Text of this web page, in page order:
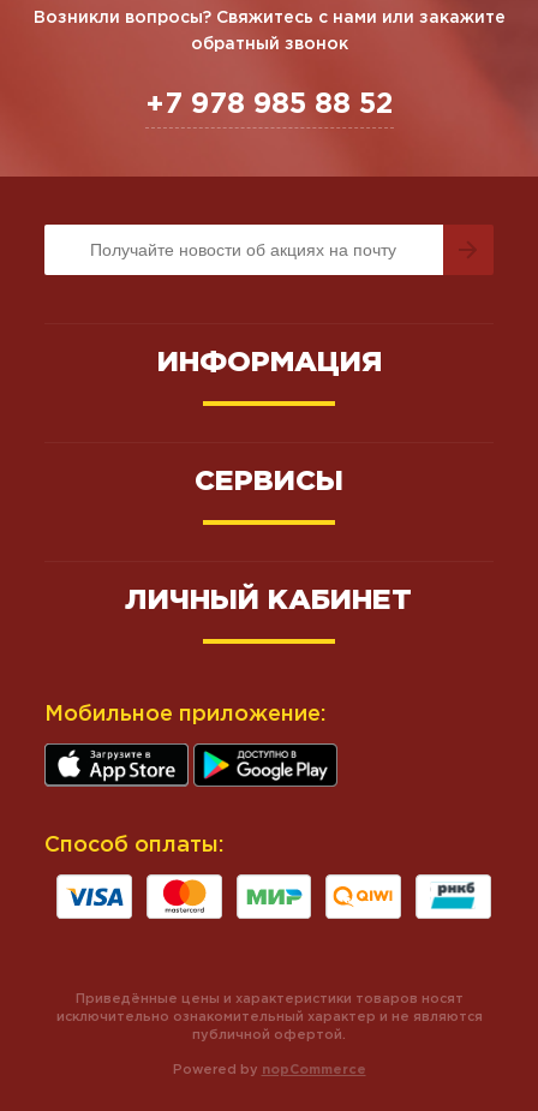
Возникли вопросы? Свяжитесь с нами или закажите
обратный звонок
+7 978 985 88 52
ИНФОРМАЦИЯ
СЕРВИСЫ
ЛИЧНЫЙ КАБИНЕТ
Мобильное приложение:
Способ оплаты:
Powered by nopCommerce
Приведённые цены и характеристики товаров носят
исключительно ознакомительный характер и не являются
публичной офертой.